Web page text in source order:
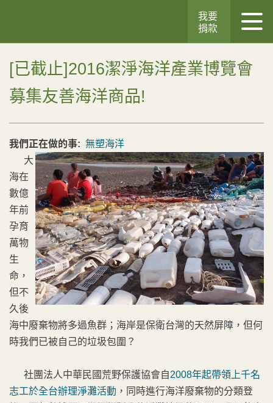
我要
捐款
[已截止]2016潔淨海洋產業博覽會
募集友善海洋商品!
我們正在做的事: 無塑海洋
大
海在
數億
年前
孕育
萬物
生
命，
但不
久後
海中廢棄物將多過魚群；海岸是保衛台灣的天然屏障，但何
時我們已被自己的垃圾包圍？
社團法人中華民國荒野保護協會自2008年起帶領上千名
志工於全台辦理淨灘活動 ，同時進行海洋廢棄物的分類登